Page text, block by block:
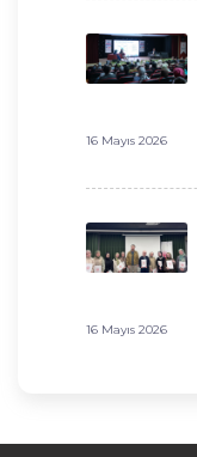
16 Mayıs 2026
16 Mayıs 2026